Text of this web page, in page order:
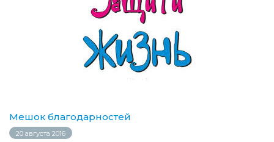
Мешок благодарностей
20 августа 2016